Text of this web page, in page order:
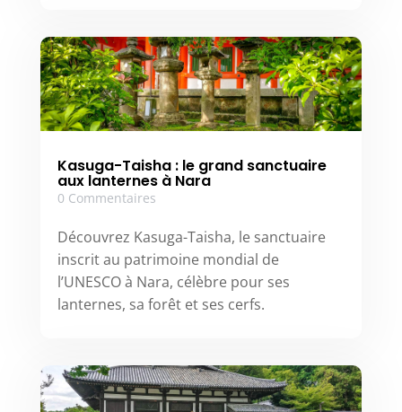
Kasuga-Taisha : le grand sanctuaire
aux lanternes à Nara
0 Commentaires
Découvrez Kasuga-Taisha, le sanctuaire
inscrit au patrimoine mondial de
l’UNESCO à Nara, célèbre pour ses
lanternes, sa forêt et ses cerfs.